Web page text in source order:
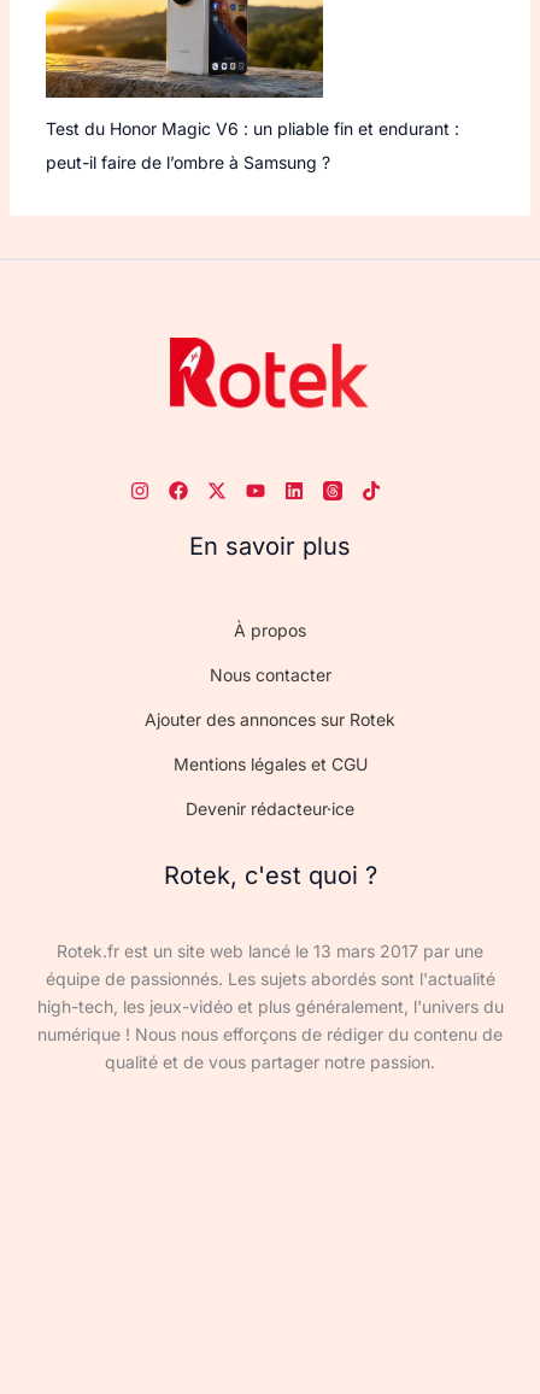
Test du Honor Magic V6 : un pliable fin et endurant :
peut-il faire de l’ombre à Samsung ?
En savoir plus
À propos
Nous contacter
Ajouter des annonces sur Rotek
Mentions légales et CGU
Devenir rédacteur·ice
Rotek, c'est quoi ?
Rotek.fr est un site web lancé le 13 mars 2017 par une
équipe de passionnés. Les sujets abordés sont l'actualité
high-tech, les jeux-vidéo et plus généralement, l'univers du
numérique ! Nous nous efforçons de rédiger du contenu de
qualité et de vous partager notre passion.